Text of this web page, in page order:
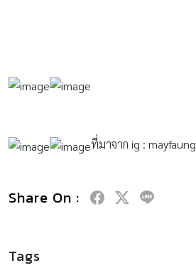
ที่มาจาก ig : mayfaung
Share On :
Tags